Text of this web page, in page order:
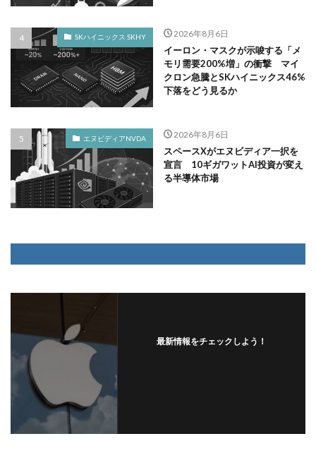
SKハイニックス SKHY 2026年8月6日
イーロン・マスクが示唆する「メ
モリ需要200%増」の衝撃 マイ
クロン急騰とSKハイニックス46%
下落をどう見るか
エヌビディアNVDA 2026年8月6日
スペースXがエヌビディア一択を
宣言 10ギガワットAI投資が変え
る半導体市場
最新情報をチェックしよう！